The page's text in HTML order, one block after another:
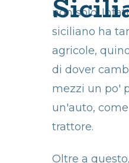
non solo.
siciliano ha
agricole,
di dover
mezzi un po'
un'auto,
trattore.
Oltre a